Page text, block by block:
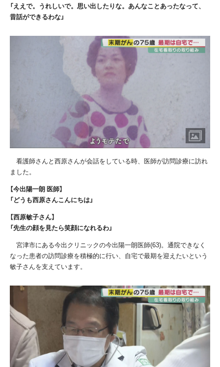
「ええで。うれしいで。思い出したりな。あんなことあったなって、
昔話ができるわな」
看護師さんと西原さんが会話をしている時、医師が訪問診療に訪れ
ました。
【今出陽一朗 医師】
「どうも西原さんこんにちは」
【西原敏子さん】
「先生の顔を見たら笑顔になれるわ」
宮津市にある今出クリニックの今出陽一朗医師(63)。通院できなく
なった患者の訪問診療を積極的に行い、自宅で最期を迎えたいという
敏子さんを支えています。